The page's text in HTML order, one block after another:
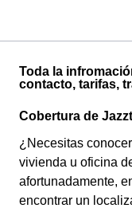
Toda la
contacto, tarifas,
Cobertura de
¿Necesitas
vivienda u oficina
afortunadamente,
encontrar un